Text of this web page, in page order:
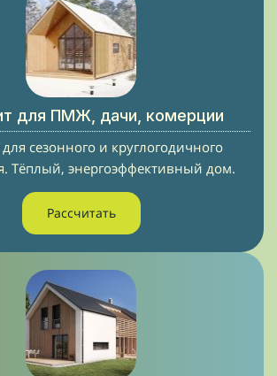
для ПМЖ, дачи, комерции
сезонного и круглогодичного
Тёплый, энергоэффективный дом.
Рассчитать